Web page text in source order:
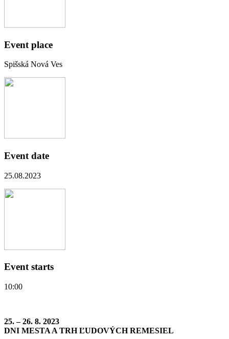
Event place
Spišská Nová Ves
Event date
25.08.2023
Event starts
10:00
25. – 26. 8. 2023
DNI MESTA A TRH ĽUDOVÝCH REMESIEL